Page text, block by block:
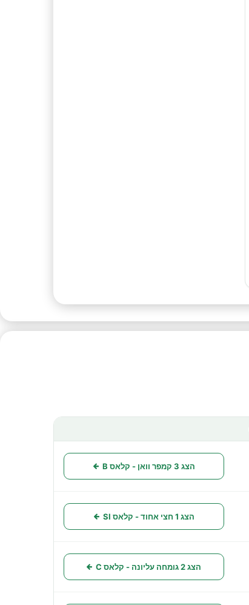
הצג 3 קמפר וואן - קלאס B
הצג 1 חצי אחוד - קלאס SI
הצג 2 גומחה עליונה - קלאס C